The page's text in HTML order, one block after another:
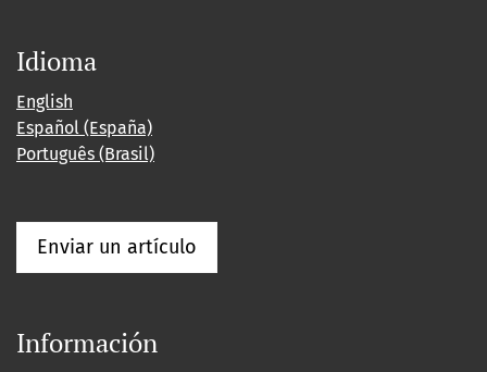
Idioma
English
Español (España)
Português (Brasil)
Enviar un artículo
Información